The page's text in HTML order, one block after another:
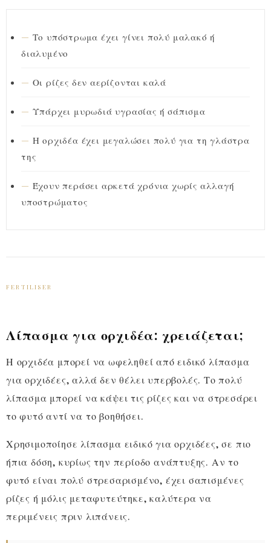
Το υπόστρωμα έχει γίνει πολύ μαλακό ή
διαλυμένο
Οι ρίζες δεν αερίζονται καλά
Υπάρχει μυρωδιά υγρασίας ή σάπισμα
Η ορχιδέα έχει μεγαλώσει πολύ για τη γλάστρα
της
Έχουν περάσει αρκετά χρόνια χωρίς αλλαγή
υποστρώματος
FERTILISER
Λίπασμα για ορχιδέα: χρειάζεται;
Η ορχιδέα μπορεί να ωφεληθεί από ειδικό λίπασμα
για ορχιδέες, αλλά δεν θέλει υπερβολές. Το πολύ
λίπασμα μπορεί να κάψει τις ρίζες και να στρεσάρει
το φυτό αντί να το βοηθήσει.
Χρησιμοποίησε λίπασμα ειδικό για ορχιδέες, σε πιο
ήπια δόση, κυρίως την περίοδο ανάπτυξης. Αν το
φυτό είναι πολύ στρεσαρισμένο, έχει σαπισμένες
ρίζες ή μόλις μεταφυτεύτηκε, καλύτερα να
περιμένεις πριν λιπάνεις.